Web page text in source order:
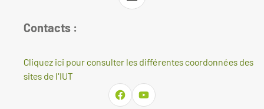
Contacts :
Cliquez ici pour consulter les différentes coordonnées des
sites de l'IUT